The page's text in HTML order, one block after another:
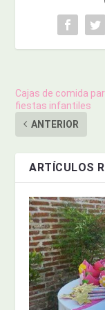
Cajas de comida
fiestas infantiles
ANTERIOR
ARTÍCULOS